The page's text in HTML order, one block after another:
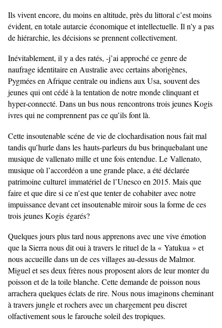
Ils vivent encore, du moins en altitude, près du littoral c’est moins
évident, en totale autarcie économique et intellectuelle. Il n’y a pas
de hiérarchie, les décisions se prennent collectivement.
Inévitablement, il y a des ratés, -j’ai approché ce genre de
naufrage identitaire en Australie avec certains aborigènes,
Pygmées en Afrique centrale ou indiens aux Usa, souvent des
jeunes qui ont cédé à la tentation de notre monde clinquant et
hyper-connecté. Dans un bus nous rencontrons trois jeunes Kogis
ivres qui ne comprennent pas ce qu’ils font là.
Cette insoutenable scéne de vie de clochardisation nous fait mal
tandis qu’hurle dans les hauts-parleurs du bus brinquebalant une
musique de vallenato mille et une fois entendue. Le Vallenato,
musique où l’accordéon a une grande place, a été déclarée
patrimoine culturel immatériel de l’Unesco en 2015. Mais que
faire et que dire si ce n’est que tenter de cohabiteravec notre
impuissance devant cet insoutenable miroir sous la forme de ces
trois jeunes Kogis égarés?
Quelques jours plus tard nous apprenons avec une vive émotion
que la Sierra nous dit oui à travers le rituel de la « Yatukua » et
nous accueille dans un de ces villages au-dessus de Malmor.
Miguel et ses deux frères nous proposent alors de leur monter du
poisson et de la toile blanche. Cette demande de poisson nous
arrachera quelques éclats de rire. Nous nous imaginons cheminant
à travers jungle et rochers avec un chargement peu discret
olfactivement sous le farouche soleil des tropiques.